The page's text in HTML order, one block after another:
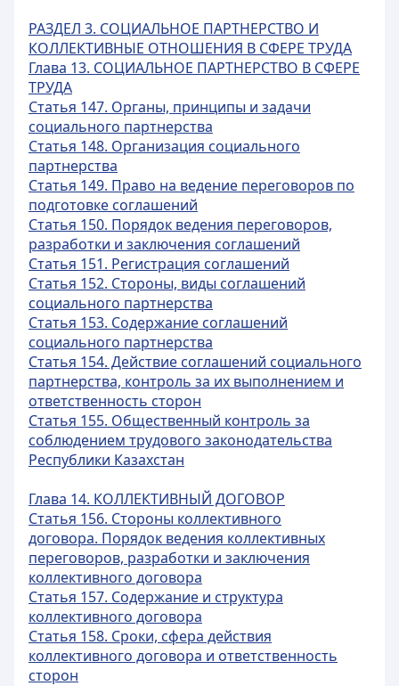
РАЗДЕЛ 3. СОЦИАЛЬНОЕ ПАРТНЕРСТВО И
КОЛЛЕКТИВНЫЕ ОТНОШЕНИЯ В СФЕРЕ ТРУДА
Глава 13. СОЦИАЛЬНОЕ ПАРТНЕРСТВО В СФЕРЕ
ТРУДА
Статья 147. Органы, принципы и задачи
социального партнерства
Статья 148. Организация социального
партнерства
Статья 149. Право на ведение переговоров по
подготовке соглашений
Статья 150. Порядок ведения переговоров,
разработки и заключения соглашений
Статья 151. Регистрация соглашений
Статья 152. Стороны, виды соглашений
социального партнерства
Статья 153. Содержание соглашений
социального партнерства
Статья 154. Действие соглашений социального
партнерства, контроль за их выполнением и
ответственность сторон
Статья 155. Общественный контроль за
соблюдением трудового законодательства
Республики Казахстан
Глава 14. КОЛЛЕКТИВНЫЙ ДОГОВОР
Статья 156. Стороны коллективного
договора. Порядок ведения коллективных
переговоров, разработки и заключения
коллективного договора
Статья 157. Содержание и структура
коллективного договора
Статья 158. Сроки, сфера действия
коллективного договора и ответственность
сторон